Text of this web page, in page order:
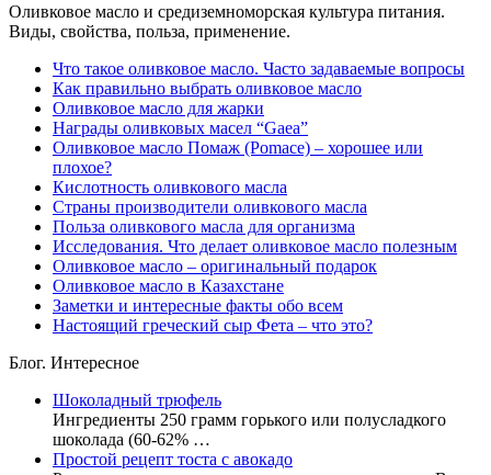
Оливковое масло и средиземноморская культура питания.
Виды, свойства, польза, применение.
Что такое оливковое масло. Часто задаваемые вопросы
Как правильно выбрать оливковое масло
Оливковое масло для жарки
Награды оливковых масел “Gaea”
Оливковое масло Помаж (Pomace) – хорошее или
плохое?
Кислотность оливкового масла
Страны производители оливкового масла
Польза оливкового масла для организма
Исследования. Что делает оливковое масло полезным
Оливковое масло – оригинальный подарок
Оливковое масло в Казахстане
Заметки и интересные факты обо всем
Настоящий греческий сыр Фета – что это?
Блог. Интересное
Шоколадный трюфель
Ингредиенты 250 грамм горького или полусладкого
шоколада (60-62% …
Простой рецепт тоста с авокадо